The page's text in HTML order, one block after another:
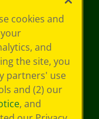
cookies and
and
the site, you
partners' use
and (2) our
, and